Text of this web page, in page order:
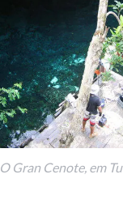
O Gran Cenote, em